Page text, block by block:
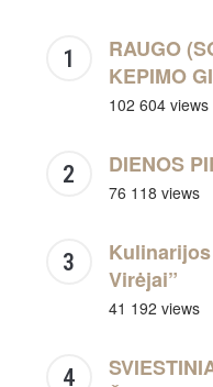
RAUGO
KEPIMO
102 604 views
DIENOS
76 118 views
Virėjai”
41 192 views